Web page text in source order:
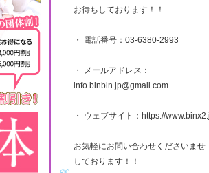
お待ちしております！！
・ 電話番号：03-6380-2993
・ メールアドレス：
info.binbin.jp@gmail.com
・ ウェブサイト：https://
お気軽にお問い合わせくださいませ
しております！！